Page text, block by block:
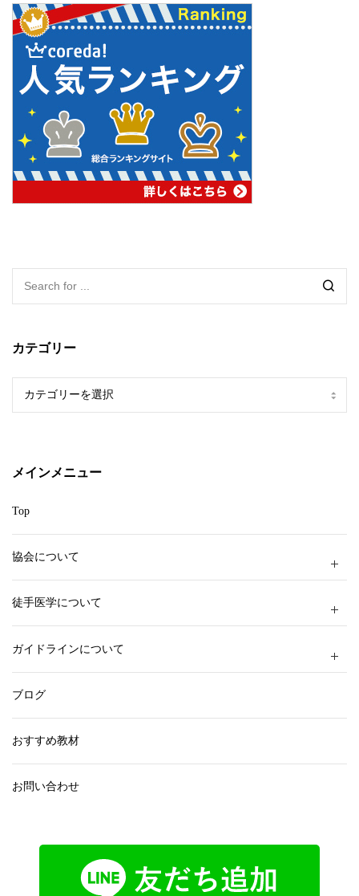
カテゴリー
メインメニュー
Top
協会について
徒手医学について
ガイドラインについて
ブログ
おすすめ教材
お問い合わせ